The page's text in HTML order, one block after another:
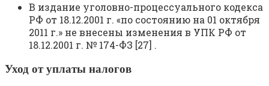
В издание уголовно-процессуального кодекса
РФ от 18.12.2001 г. «по состоянию на 01 октября
2011 г.» не внесены изменения в УПК РФ от
18.12.2001 г. № 174-ФЗ [27] .
Уход от уплаты налогов